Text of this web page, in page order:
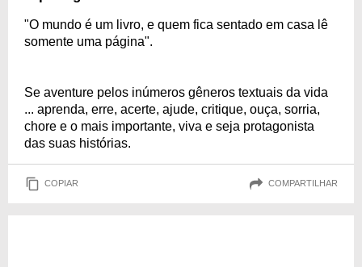
"O mundo é um livro, e quem fica sentado em casa lê
somente uma página".
Se aventure pelos inúmeros gêneros textuais da vida
... aprenda, erre, acerte, ajude, critique, ouça, sorria,
chore e o mais importante, viva e seja protagonista
das suas histórias.
COPIAR COMPARTILHAR